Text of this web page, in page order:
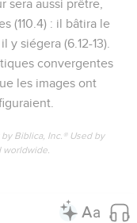
sera aussi prêtre,
(110.4) : il bâtira le
y siégera (6.12-13).
convergentes
les images ont
Biblica, Inc.® Used by
worldwide.